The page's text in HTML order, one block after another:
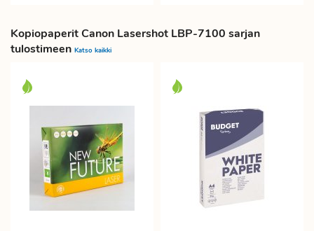
Kopiopaperit Canon Lasershot LBP-7100 sarjan
tulostimeen Katso kaikki